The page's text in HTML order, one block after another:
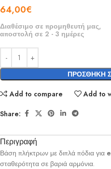
64,00€
Διαθέσιμο σε προμηθευτή μας,
αποστολή σε 2 - 3 ημέρες
ΠΡΟΣΘΉΚΗ
Add to compare Add to
Share:
Περιγραφή
Βάση πλήκτρων με διπλά πόδια για
σταθερότητα σε βαριά αρμόνια.